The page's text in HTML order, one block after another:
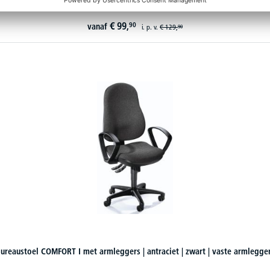
vanaf€ 99,90 i. p. v.€ 129,90
COMFORT I met armleggers | antraciet | zwart | vaste